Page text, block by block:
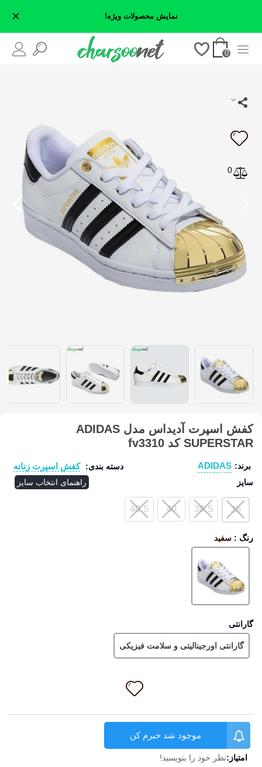
نمایش محصولات ویژه! ×
0
0
کفش اسپرت آدیداس مدل ADIDAS
SUPERSTAR کد fv3310
برند: ADIDAS دسته بندی: کفش اسپرت زنانه
سایز راهنمای انتخاب سایز
36
38.5
40
40.5
رنگ : سفید
گارانتی
گارانتی اورجینالیتی و سلامت فیزیکی
موجود شد خبرم کن
امتیاز:نظر خود را بنویسید!